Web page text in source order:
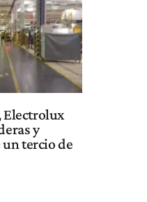
Electrolux
y
un tercio de